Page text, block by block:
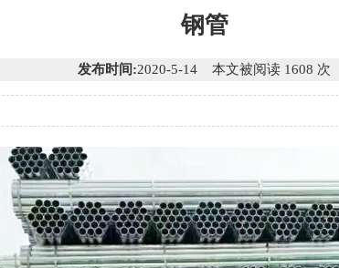
钢管
发布时间:2020-5-14 本文被阅读 1608 次